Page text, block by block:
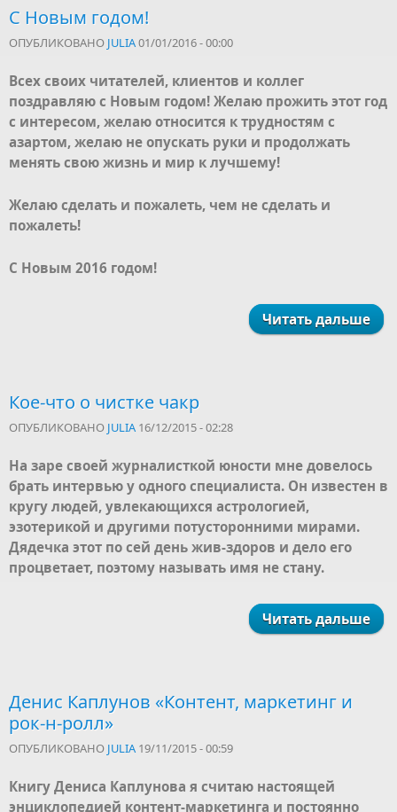
С Новым годом!
ОПУБЛИКОВАНО JULIA01/01/2016 - 00:00
Всех своих читателей, клиентов и коллег
поздравляю с Новым годом! Желаю прожить этот год
с интересом, желаю относится к трудностям с
азартом, желаю не опускать руки и продолжать
менять свою жизнь и мир к лучшему!
Желаю сделать и пожалеть, чем не сделать и
пожалеть!
С Новым 2016 годом!
Читать дальше
Кое-что о чистке чакр
ОПУБЛИКОВАНО JULIA 16/12/2015 - 02:28
На заре своей журналисткой юности мне довелось
брать интервью у одного специалиста. Он известен в
кругу людей, увлекающихся астрологией,
эзотерикой и другими потусторонними мирами.
Дядечка этот по сей день жив-здоров и дело его
процветает, поэтому называть имя не стану.
Читать дальше
Денис Каплунов «Контент, маркетинг и
рок-н-ролл»
ОПУБЛИКОВАНО JULIA 19/11/2015 - 00:59
Книгу Дениса Каплунова я считаю настоящей
энциклопедией контент-маркетинга и постоянно